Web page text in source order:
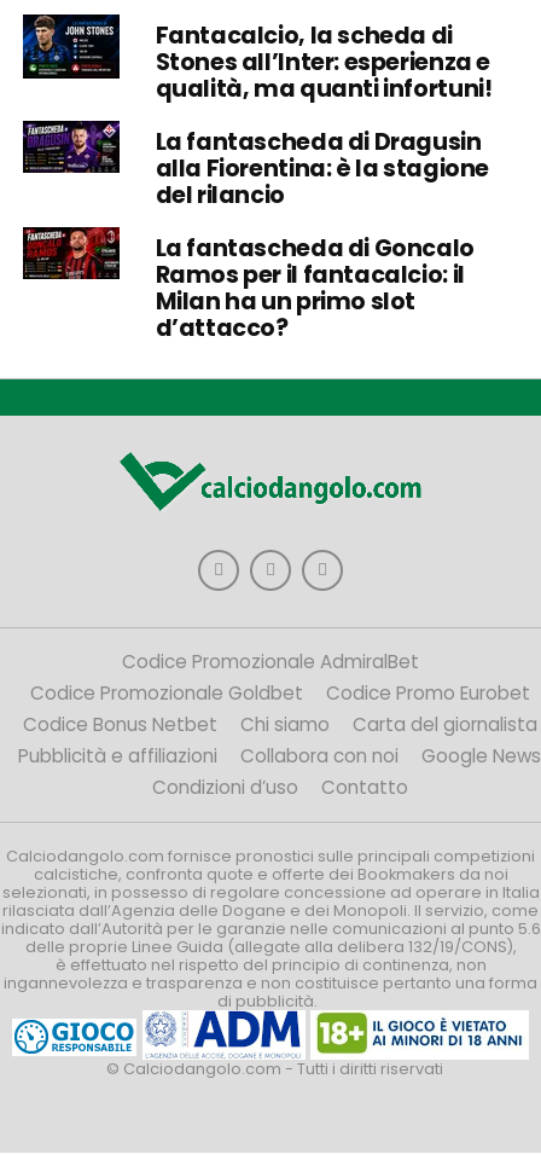
Fantacalcio, la scheda di
Stones all’Inter: esperienza e
qualità, ma quanti infortuni!
La fantascheda di Dragusin
alla Fiorentina: è la stagione
del rilancio
La fantascheda di Goncalo
Ramos per il fantacalcio: il
Milan ha un primo slot
d’attacco?
Codice Promozionale AdmiralBet
Codice Promozionale Goldbet
Codice Promo Eurobet
Codice Bonus Netbet
Chi siamo
Carta del giornalista
Pubblicità e affiliazioni
Collabora con noi
Google News
Condizioni d’uso
Contatto
Calciodangolo.com fornisce pronostici sulle principali competizioni
calcistiche, confronta quote e offerte dei Bookmakers da noi
selezionati, in possesso di regolare concessione ad operare in Italia
rilasciata dall’Agenzia delle Dogane e dei Monopoli. Il servizio, come
indicato dall’Autorità per le garanzie nelle comunicazioni al punto 5.6
delle proprie Linee Guida (allegate alla delibera 132/19/CONS),
è effettuato nel rispetto del principio di continenza, non
ingannevolezza e trasparenza e non costituisce pertanto una forma
di pubblicità.
© Calciodangolo.com - Tutti i diritti riservati